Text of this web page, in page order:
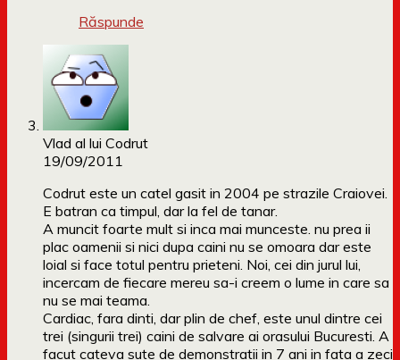
Răspunde
Vlad al lui Codrut
19/09/2011
Codrut este un catel gasit in 2004 pe strazile Craiovei.
E batran ca timpul, dar la fel de tanar.
A muncit foarte mult si inca mai munceste. nu prea ii
plac oamenii si nici dupa caini nu se omoara dar este
loial si face totul pentru prieteni. Noi, cei din jurul lui,
incercam de fiecare mereu sa-i creem o lume in care sa
nu se mai teama.
Cardiac, fara dinti, dar plin de chef, este unul dintre cei
trei (singurii trei) caini de salvare ai orasului Bucuresti. A
facut cateva sute de demonstratii in 7 ani in fata a zeci